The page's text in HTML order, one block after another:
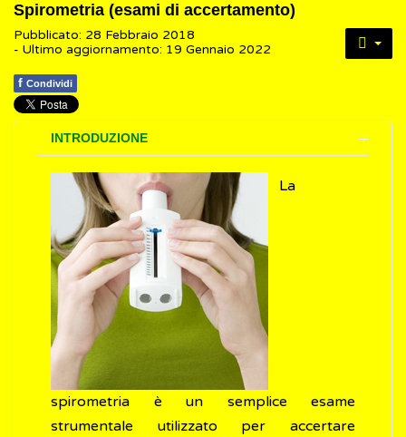
Spirometria (esami di accertamento)
Pubblicato: 28 Febbraio 2018
- Ultimo aggiornamento: 19 Gennaio 2022
f Condividi
INTRODUZIONE
La
spirometria è un semplice esame
strumentale utilizzato per accertare